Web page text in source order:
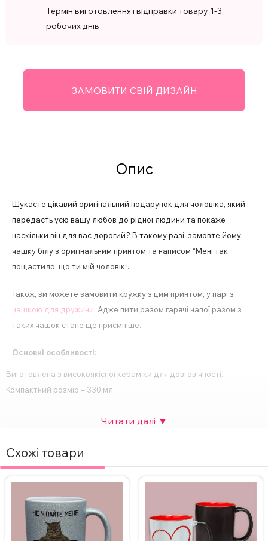
Термін виготовлення і відправки товару 1-3
робочих днів
ЗАМОВИТИ СВІЙ ДИЗАЙН
Опис
Шукаєте цікавий оригінальний подарунок для чоловіка, який
передасть усю вашу любов до рідної людини та покаже
наскільки він для вас дорогий? В такому разі, замовте йому
чашку білу з оригінальним принтом та написом “Мені так
пощастило, що ти мій чоловік”.
Також, ви можете замовити кружку з цим принтом, у парі з
чашкою для дружини. Адже пити разом гарячі напої разом з
таких чашок стане ще приємніше.
Основні особливості:
Виготовлена з високоякісної кераміки для довговічності.
Компактний розмір – 330 мл.
Друк картинки з двох сторін.
тощо.
Ідеальний подарунок для будь-якого свята або особливої події.
додати фото. Вартість НЕ зміниться.
Для замовлення чашки з індивідуальним дизайном зв’яжіться з
Схожі товари